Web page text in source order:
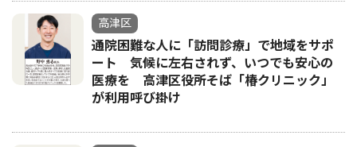
高津区
通院困難な人に「訪問診療」で地域をサポ
ート 気候に左右されず、いつでも安心の
医療を 高津区役所そば「椿クリニック」
が利用呼び掛け